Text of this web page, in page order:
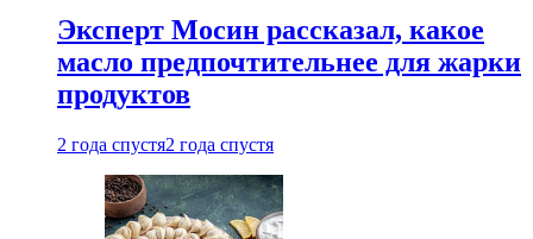
Эксперт Мосин рассказал, какое
масло предпочтительнее для жарки
продуктов
2 года спустя2 года спустя